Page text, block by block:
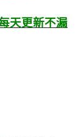
天更新不漏